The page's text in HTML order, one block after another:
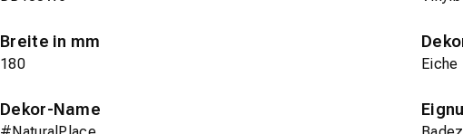
Breite in mm
180 Eiche
Dekor-Name